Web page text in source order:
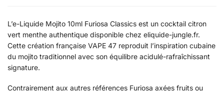
L’e-Liquide Mojito 10ml Furiosa Classics est un cocktail citron
vert menthe authentique disponible chez eliquide-jungle.fr.
Cette création française VAPE 47 reproduit l’inspiration cubaine
du mojito traditionnel avec son équilibre acidulé-rafraîchissant
signature.
Contrairement aux autres références Furiosa axées fruits ou